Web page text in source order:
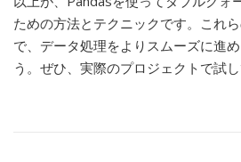
ための方法とテクニックです。これ
で、データ処理をよりスムーズに進
う。ぜひ、実際のプロジェクトで試し